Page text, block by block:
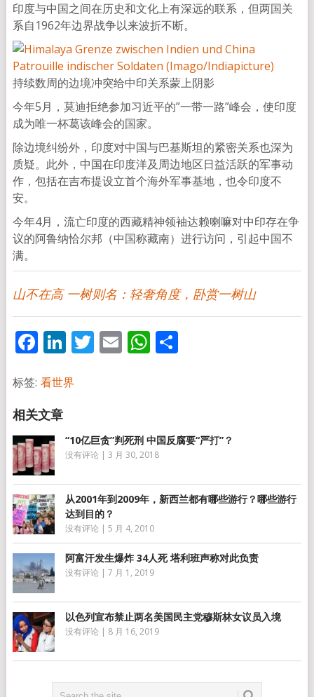
印度与中国之间在历史和文化上有深远的联系，但两国关
系自1962年边界战争以来波折不断。
持续数周的边境冲突给中印关系蒙上阴影
今年5月，莫迪拒绝参加习近平的”一带一路”峰会，使印度
成为唯一杯葛该峰会的国家。
除边境纠纷外，印度对中国与巴基斯坦的紧密关系也深为
质疑。此外，中国在印度洋及周边地区日益活跃的军事动
作，包括在吉布提设立首个海外军事基地，也令印度不
安。
今年4月，流亡印度的西藏精神领袖达赖喇嘛对中印存在争
议的阿鲁纳恰尔邦（中国称藏南）进行访问，引起中国不
满。
山不在高 一树则名：轻奢角度，卧赏一树山
Facebook
LinkedIn
Twitter
EmailWhatsApp
分
标签: 看世界
“10亿巨贪”判死刑 中国反腐要“严打”？
没有评论 | 3 月 30, 2018
从2001年到2009年，新西兰都有哪些游行？哪些游行
达到目的？
没有评论 | 5 月 4, 2010
阿富汗发生爆炸 34人死 塔利班声称对此负责
没有评论 | 7 月 1, 2019
以色列宣布禁止两名美国民主党穆斯林女议员入境
没有评论 | 8 月 16, 2019